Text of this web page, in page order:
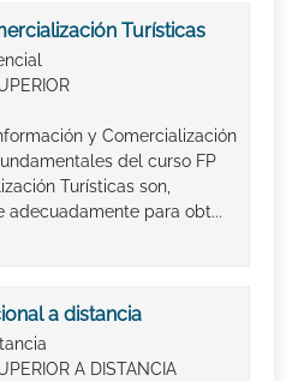
Turísticas
y Comercialización
del curso FP
Turísticas son,
adecuadamente para obt...
a distancia
A DISTANCIA